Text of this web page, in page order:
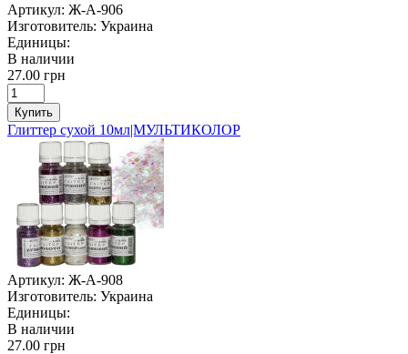
Артикул: Ж-А-906
Изготовитель: Украина
Единицы:
В наличии
27.00 грн
Купить
Глиттер сухой 10мл|МУЛЬТИКОЛОР
Артикул: Ж-А-908
Изготовитель: Украина
Единицы:
В наличии
27.00 грн